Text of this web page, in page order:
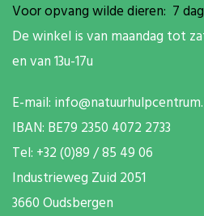
Voor opvang wilde dieren: 7
De winkel is van maandag tot
en van 13u-17u
E-mail:
IBAN: BE79 2350 4072 2733
Tel: +32 (0)89 / 85 49 06
Industrieweg Zuid 2051
3660 Oudsbergen